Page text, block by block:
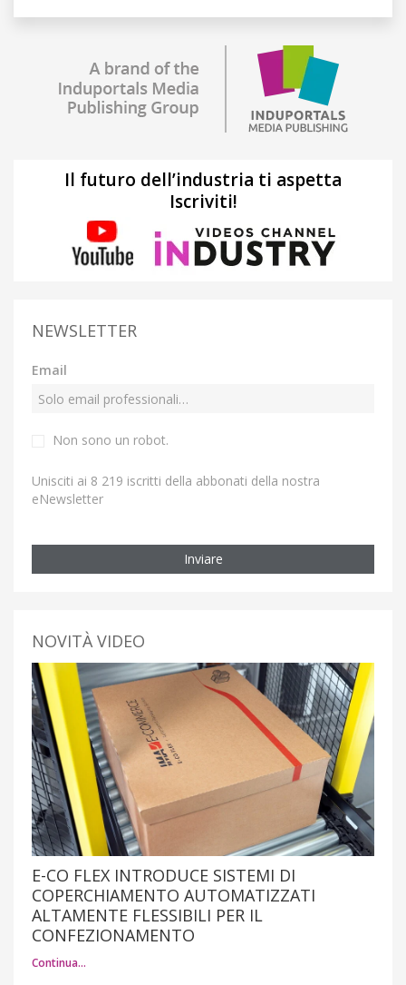
Il futuro dell’industria ti aspetta
Iscriviti!
NEWSLETTER
Email
Non sono un robot.
Unisciti ai 8 219 iscritti della abbonati della nostra
eNewsletter
Inviare
NOVITÀ VIDEO
E-CO FLEX INTRODUCE SISTEMI DI
COPERCHIAMENTO AUTOMATIZZATI
ALTAMENTE FLESSIBILI PER IL
CONFEZIONAMENTO
Continua…